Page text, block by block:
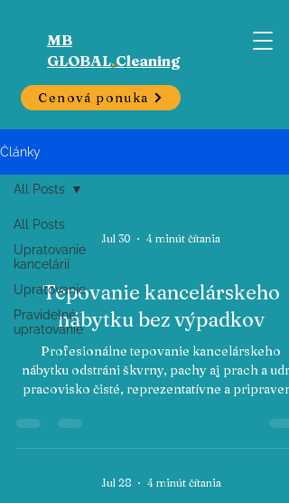
MB
GLOBAL.Cleaning
Cenová ponuka
Články
All Posts
Upratovanie
kancelárií
Upratovanie
Pravidelné
upratovanie
All Posts
Jul 30 4 minút čítania
Tepovanie kancelárskeho
nábytku bez výpadkov
Profesionálne tepovanie kancelárskeho
nábytku odstráni škvrny, pachy aj prach a
pracovisko čisté, reprezentatívne a
Jul 28 4 minút čítania